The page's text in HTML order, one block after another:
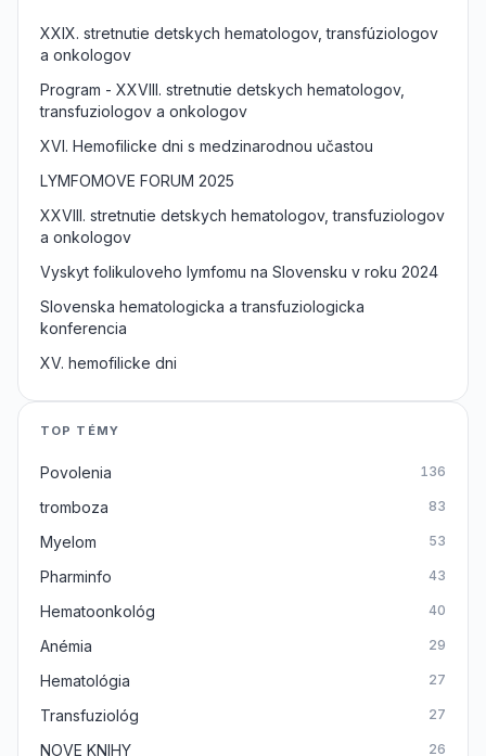
XXIX. stretnutie detskych hematologov, transfúziologov
a onkologov
Program - XXVIII. stretnutie detskych hematologov,
transfuziologov a onkologov
XVI. Hemofilicke dni s medzinarodnou učastou
LYMFOMOVE FORUM 2025
XXVIII. stretnutie detskych hematologov, transfuziologov
a onkologov
Vyskyt folikuloveho lymfomu na Slovensku v roku 2024
Slovenska hematologicka a transfuziologicka
konferencia
XV. hemofilicke dni
TOP TÉMY
Povolenia 136
tromboza 83
Myelom 53
Pharminfo 43
Hematoonkológ 40
Anémia 29
Hematológia 27
Transfuziológ 27
NOVE KNIHY 26